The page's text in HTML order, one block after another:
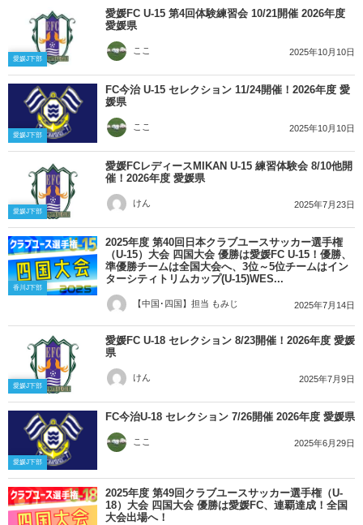
愛媛J下部
愛媛FC U-15 第4回体験練習会 10/21開催 2026年度
愛媛県
ここ 2025年10月10日
愛媛J下部
FC今治 U-15 セレクション 11/24開催！2026年度 愛
媛県
ここ 2025年10月10日
愛媛J下部
愛媛FCレディースMIKAN U-15 練習体験会 8/10他開
催！2026年度 愛媛県
けん 2025年7月23日
香川J下部
2025年度 第40回日本クラブユースサッカー選手権
（U-15）大会 四国大会 優勝は愛媛FC U-15！優勝、
準優勝チームは全国大会へ、3位～5位チームはイン
ターシティトリムカップ(U-15)WES...
【中国･四国】担当 もみじ 2025年7月14日
愛媛J下部
愛媛FC U-18 セレクション 8/23開催！2026年度 愛媛
県
けん 2025年7月9日
愛媛J下部
FC今治U-18 セレクション 7/26開催 2026年度 愛媛県
ここ 2025年6月29日
2025年度 第49回クラブユースサッカー選手権（U-
18）大会 四国大会 優勝は愛媛FC、連覇達成！全国
大会出場へ！